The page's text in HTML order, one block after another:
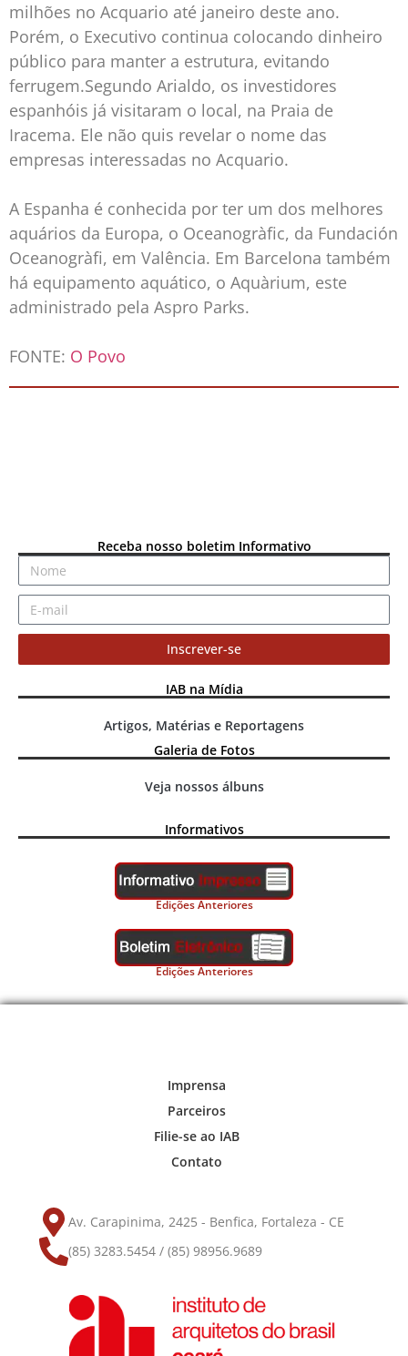
milhões no Acquario até janeiro deste ano.
Porém, o Executivo continua colocando dinheiro
público para manter a estrutura, evitando
ferrugem.Segundo Arialdo, os investidores
espanhóis já visitaram o local, na Praia de
Iracema. Ele não quis revelar o nome das
empresas interessadas no Acquario.
A Espanha é conhecida por ter um dos melhores
aquários da Europa, o Oceanogràfic, da Fundación
Oceanogràfi, em Valência. Em Barcelona também
há equipamento aquático, o Aquàrium, este
administrado pela Aspro Parks.
FONTE: O Povo
Receba nosso boletim Informativo
Inscrever-se
IAB na Mídia
Artigos, Matérias e Reportagens
Galeria de Fotos
Veja nossos álbuns
Informativos
Edições Anteriores
Edições Anteriores
Imprensa
Parceiros
Filie-se ao IAB
Contato
Av. Carapinima, 2425 - Benfica, Fortaleza - CE
(85) 3283.5454 / (85) 98956.9689